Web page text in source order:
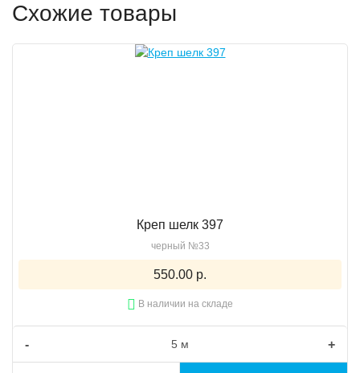
Схожие товары
Креп шелк 397
черный №33
550.00 р.
В наличии на складе
- +